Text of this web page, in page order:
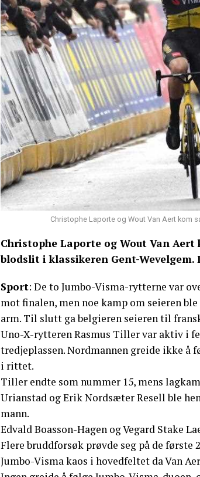
Christophe Laporte og Wout Van Aert kom
Christophe Laporte og Wout Van
blodslit i klassikeren Gent-
Sport: De to Jumbo-Visma-rytterne var
mot finalen, men noe kamp om seieren
arm. Til slutt ga belgieren seieren til
Uno-X-rytteren Rasmus Tiller var aktiv i
tredjeplassen. Nordmannen greide ikke
i rittet.
Tiller endte som nummer 15, mens
Urianstad og Erik Nordsæter Resell ble
mann.
Edvald Boasson-Hagen og Vegard Stake
Flere bruddforsøk prøvde seg på de
Jumbo-Visma kaos i hovedfeltet da Van